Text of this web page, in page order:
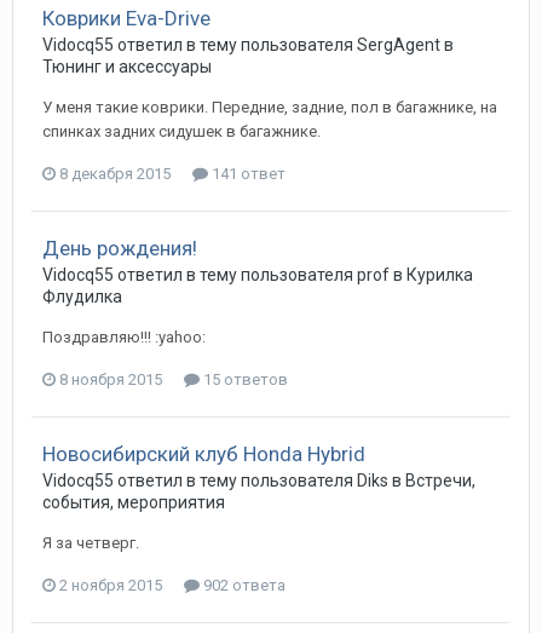
Коврики Eva-Drive
Vidocq55 ответил в тему пользователя SergAgentв
Тюнинг и аксессуары
У меня такие коврики. Передние, задние, пол в багажнике, на
спинках задних сидушек в багажнике.
8 декабря 2015 141 ответ
День рождения!
Vidocq55 ответил в тему пользователя profв Курилка
Флудилка
Поздравляю!!! :yahoo:
8 ноября 2015 15 ответов
Новосибирский клуб Honda Hybrid
Vidocq55 ответил в тему пользователя Diks в Встречи,
события, мероприятия
Я за четверг.
2 ноября 2015 902 ответа